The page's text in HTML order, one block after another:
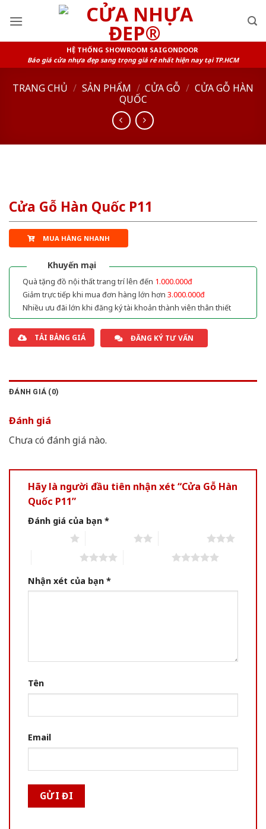
HỆ THỐNG SHOWROOM SAIGONDOOR
Báo giá cửa nhựa đẹp sang trọng giá rẻ nhất hiện nay tại TP.HCM
TRANG CHỦ / SẢN PHẨM / CỬA GỖ / CỬA GỖ HÀN
QUỐC
Cửa Gỗ Hàn Quốc P11
MUA HÀNG NHANH
Khuyến mại
Quà tặng đồ nội thất trang trí lên đến 1.000.000đ
Giảm trực tiếp khi mua đơn hàng lớn hơn 3.000.000đ
Nhiều ưu đãi lớn khi đăng ký tài khoản thành viên thân thiết
TẢI BẢNG GIÁ ĐĂNG KÝ TƯ VẤN
ĐÁNH GIÁ (0)
Đánh giá
Chưa có đánh giá nào.
Hãy là người đầu tiên nhận xét “Cửa Gỗ Hàn
Quốc P11”
Đánh giá của bạn *
Nhận xét của bạn *
Tên
Email